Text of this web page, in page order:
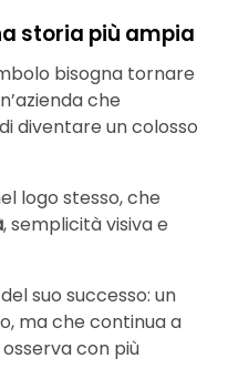
storia più ampia
bisogna tornare
che
diventare un colosso
logo stesso, che
, semplicità visiva e
suo successo: un
ma che continua a
con più